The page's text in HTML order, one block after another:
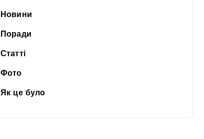
Новини
Поради
Статті
Фото
Як це було